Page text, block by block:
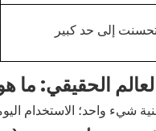
إلى حد كبير
شيء واحد؛ الاستخدام